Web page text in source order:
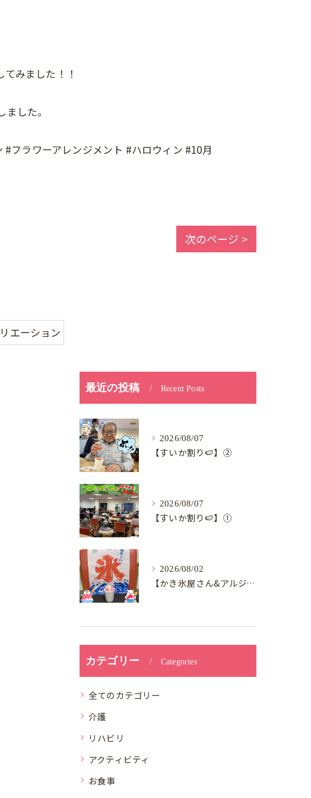
みました！！
した。
フラワーアレンジメント #ハロウィン #10月
次のページ >
エーション
カテゴリー Categories
全てのカテゴリー
介護
リハビリ
アクティビティ
お食事
最近の投稿 Recent Posts
2026/08/07
【すいか割り🍉】②
2026/08/07
【すいか割り🍉】①
2026/08/02
【かき氷屋さん&アルジャン向日葵】